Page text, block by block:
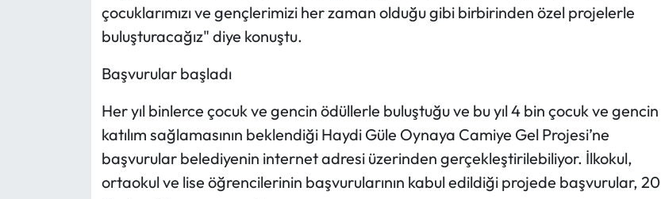
çocuklarımızı ve gençlerimizi her zaman olduğu gibi birbirinden özel projelerle
buluşturacağız" diye konuştu.
Başvurular başladı
Her yıl binlerce çocuk ve gencin ödüllerle buluştuğu ve bu yıl 4 bin çocuk ve gencin
katılım sağlamasının beklendiği Haydi Güle Oynaya Camiye Gel Projesi’ne
başvurular belediyenin internet adresi üzerinden gerçekleştirilebiliyor. İlkokul,
ortaokul ve lise öğrencilerinin başvurularının kabul edildiği projede başvurular, 20